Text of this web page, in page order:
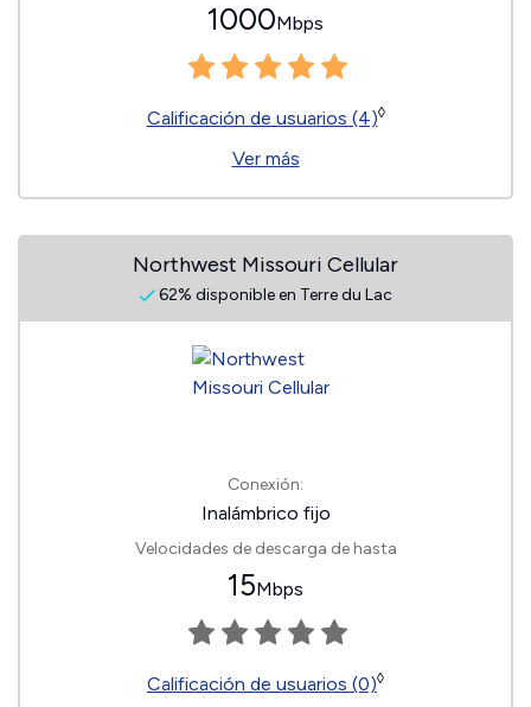
1000Mbps
Calificación de usuarios (4)◊
Ver más
Northwest Missouri Cellular
62% disponible en Terre du Lac
Conexión:
Inalámbrico fijo
Velocidades de descarga de hasta
15Mbps
Calificación de usuarios (0)◊